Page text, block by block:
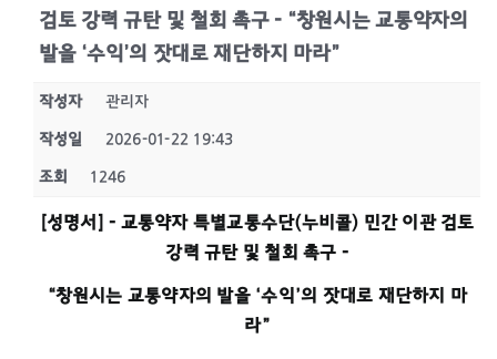
공지사항
후원하기
검토 강력 규탄 및 철회 촉구 - “창원시는 교통약자의
발을 ‘수익’의 잣대로 재단하지 마라”
작성자 관리자
작성일 2026-01-22 19:43
조회 1246
[성명서] - 교통약자 특별교통수단(누비콜) 민간 이관 검토
강력 규탄 및 철회 촉구 -
“창원시는 교통약자의 발을 ‘수익’의 잣대로 재단하지 마
라”